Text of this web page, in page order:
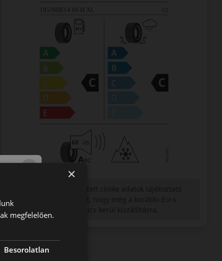
címkével ellátott abroncs kerül kiszállításra.
×
megfelelően.
Besorolatlan